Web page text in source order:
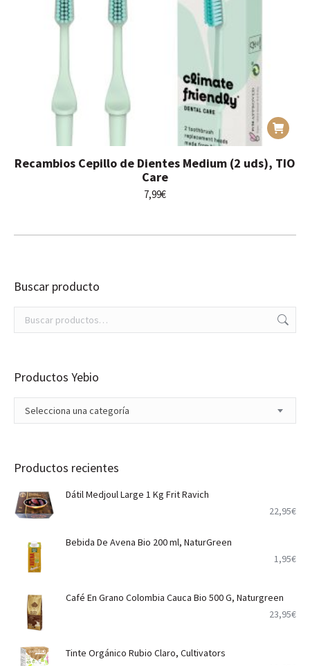
Recambios Cepillo de Dientes Medium (2 uds), TIO
Care
7,99€
Buscar producto
Productos Yebio
Selecciona una categoría
Productos recientes
Dátil Medjoul Large 1 Kg Frit Ravich
22,95€
Bebida De Avena Bio 200 ml, NaturGreen
1,95€
Café En Grano Colombia Cauca Bio 500 G, Naturgreen
23,95€
Tinte Orgánico Rubio Claro, Cultivators